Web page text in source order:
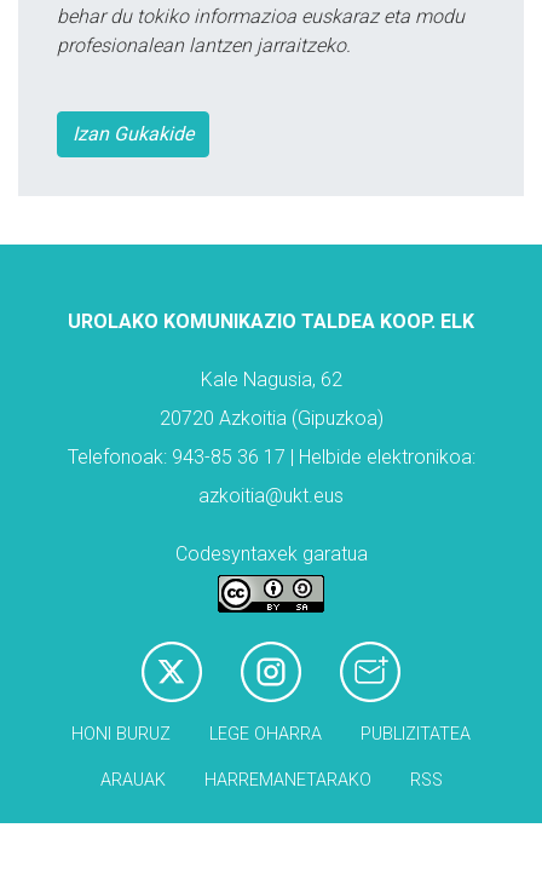
behar du tokiko informazioa euskaraz eta modu
profesionalean lantzen jarraitzeko.
Izan Gukakide
UROLAKO KOMUNIKAZIO TALDEA KOOP. ELK
Kale Nagusia, 62
20720 Azkoitia (Gipuzkoa)
Telefonoak: 943-85 36 17 | Helbide elektronikoa:
azkoitia@ukt.eus
Codesyntaxek garatua
HONI BURUZ LEGE OHARRA PUBLIZITATEA
ARAUAK HARREMANETARAKO RSS